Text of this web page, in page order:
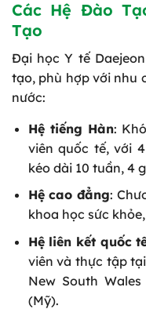
Các Hệ Đào
Tạo
Đại học Y tế
tạo, phù hợp với nhu
nước:
Hệ tiếng Hàn:
viên quốc tế, với
kéo dài 10 tuần, 4
Hệ cao đẳng:
khoa học sức
Hệ liên kết quốc
viên và thực tập
New South
(Mỹ).